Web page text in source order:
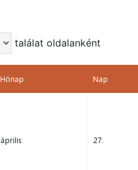
találat oldalanként
Hónap Nap
április 27.